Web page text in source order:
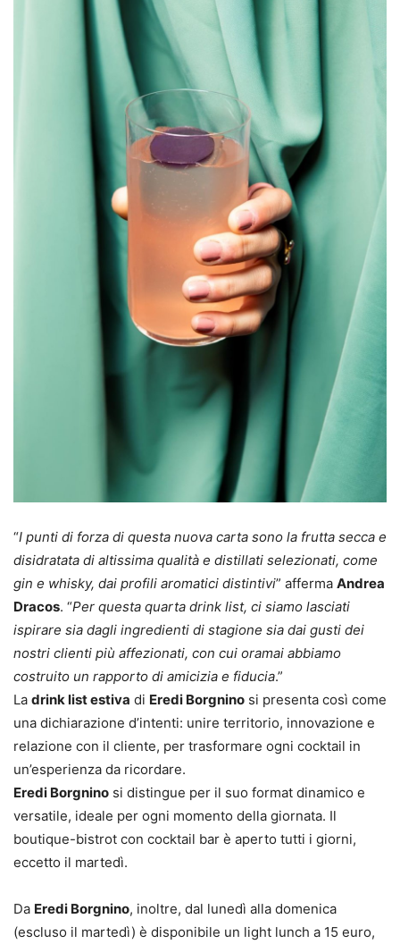
“I punti di forza di questa nuova carta sono la frutta secca e
disidratata di altissima qualità e distillati selezionati, come
gin e whisky, dai profili aromatici distintivi” afferma Andrea
Dracos. “Per questa quarta drink list, ci siamo lasciati
ispirare sia dagli ingredienti di stagione sia dai gusti dei
nostri clienti più affezionati, con cui oramai abbiamo
costruito un rapporto di amicizia e fiducia.”
La drink list estiva di Eredi Borgnino si presenta così come
una dichiarazione d’intenti: unire territorio, innovazione e
relazione con il cliente, per trasformare ogni cocktail in
un’esperienza da ricordare.
Eredi Borgnino si distingue per il suo format dinamico e
versatile, ideale per ogni momento della giornata. Il
boutique-bistrot con cocktail bar è aperto tutti i giorni,
eccetto il martedì.
Da Eredi Borgnino, inoltre, dal lunedì alla domenica
(escluso il martedì) è disponibile un light lunch a 15 euro,